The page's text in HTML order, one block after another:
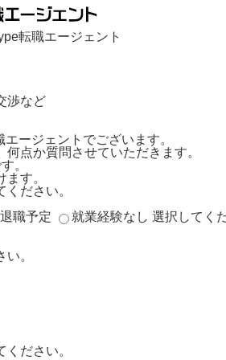
転職エージェント
渉など
ージェントでございます。
点か質問させていただきます。
。
す。
ださい。
退職予定 就業経験なし 選択してく
。
ださい。